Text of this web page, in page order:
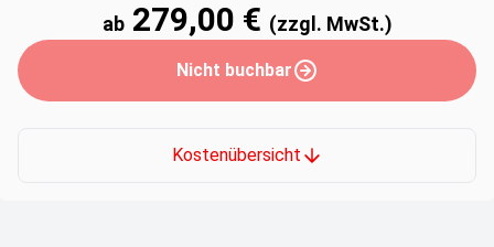
ab 279,00 € (zzgl. MwSt.)
Nicht buchbar
Kostenübersicht